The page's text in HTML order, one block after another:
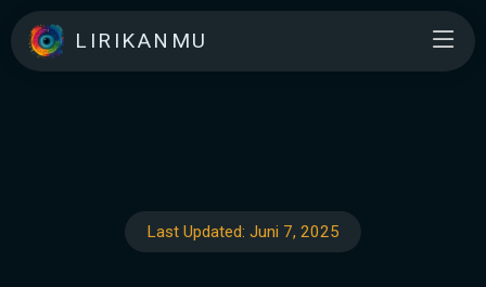
LIRIKANMU
Last Updated: Juni 7, 2025